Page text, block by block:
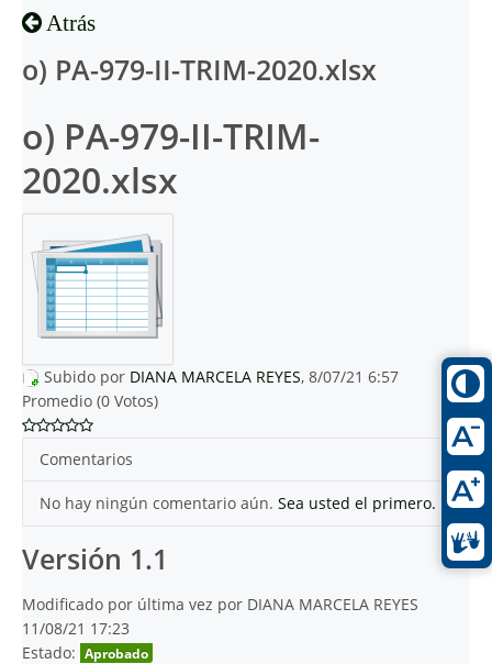
Atrás
o) PA-979-II-TRIM-2020.xlsx
o) PA-979-II-TRIM-
2020.xlsx
Subido por DIANA MARCELA REYES, 8/07/21 6:57
Promedio (0 Votos)
Comentarios
No hay ningún comentario aún. Sea usted el primero.
Versión 1.1
Modificado por última vez por DIANA MARCELA REYES
11/08/21 17:23
Estado: Aprobado